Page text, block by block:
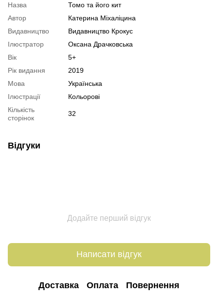
Назва
Томо та його кит
Автор
Катерина Міхаліцина
Видавництво
Видавництво Крокус
Ілюстратор
Оксана Драчковська
Вік
5+
Рік видання
2019
Мова
Українська
Ілюстрації
Кольорові
Кількість
сторінок
32
Відгуки
Додайте перший відгук
Написати відгук
Доставка Оплата Повернення